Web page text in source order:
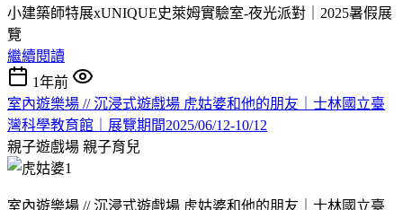
小建築師特展xUNIQUE史萊姆實驗室-夜光派對｜2025暑假展
覽
繼續閱讀
1年前
室內遊樂場 // 沉浸式遊戲場 虎姑婆和他的朋友｜士林國立臺
灣科學教育館｜展覽期間2025/06/12-10/12
親子遊戲場 親子育兒
室內遊樂場 // 沉浸式遊戲場 虎姑婆和他的朋友｜士林國立臺